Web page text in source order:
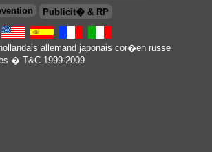
Publicit� & RP
hollandais allemand japonais cor�en russe
� T&C 1999-2009